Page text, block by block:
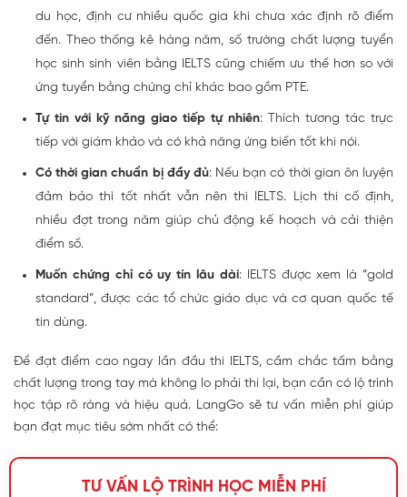
du học, định cư nhiều quốc gia khi chưa xác định rõ điểm
đến. Theo thống kê hàng năm, số trường chất lượng tuyển
học sinh sinh viên bằng IELTS cũng chiếm ưu thế hơn so với
ứng tuyển bằng chứng chỉ khác bao gồm PTE.
Tự tin với kỹ năng giao tiếp tự nhiên: Thích tương tác trực
tiếp với giám khảo và có khả năng ứng biến tốt khi nói.
Có thời gian chuẩn bị đầy đủ: Nếu bạn có thời gian ôn luyện
đảm bảo thì tốt nhất vẫn nên thi IELTS. Lịch thi cố định,
nhiều đợt trong năm giúp chủ động kế hoạch và cải thiện
điểm số.
Muốn chứng chỉ có uy tín lâu dài: IELTS được xem là “gold
standard”, được các tổ chức giáo dục và cơ quan quốc tế
tin dùng.
Để đạt điểm cao ngay lần đầu thi IELTS, cầm chắc tấm bằng
chất lượng trong tay mà không lo phải thi lại, bạn cần có lộ trình
học tập rõ ràng và hiệu quả. LangGo sẽ tư vấn miễn phí giúp
bạn đạt mục tiêu sớm nhất có thể:
TƯ VẤN LỘ TRÌNH HỌC MIỄN PHÍ